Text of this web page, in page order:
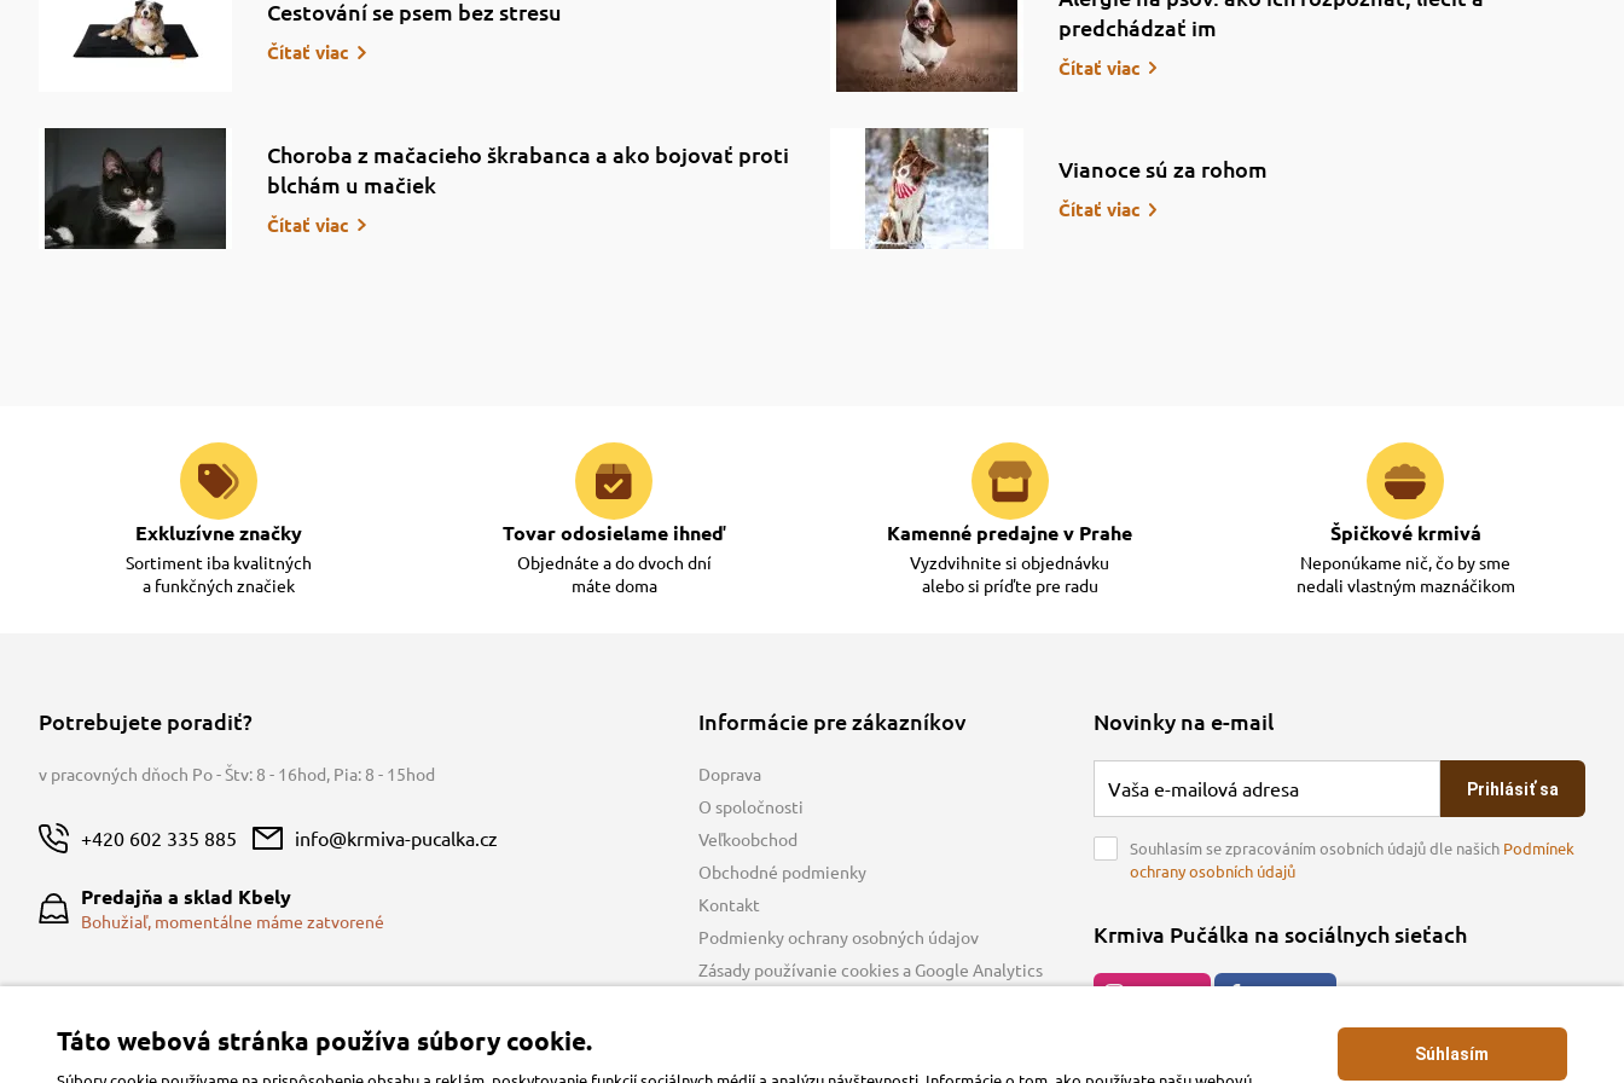
Cestování se psem bez stresu
Čítať viac
predchádzať im
Čítať viac
Choroba z mačacieho škrabanca a ako bojovať proti
blchám u mačiek
Čítať viac
Vianoce sú za rohom
Čítať viac
Exkluzívne značky
Sortiment iba kvalitných
a funkčných značiek
Tovar odosielame ihneď
Objednáte a do dvoch dní
máte doma
Kamenné predajne v Prahe
Vyzdvihnite si objednávku
alebo si príďte pre radu
Špičkové krmivá
Neponúkame nič, čo by sme
nedali vlastným maznáčikom
Potrebujete poradiť?
v pracovných dňoch Po - Štv: 8 - 16hod, Pia: 8 - 15hod
+420 602 335 885 info@krmiva-pucalka.cz
Predajňa a sklad Kbely
Bohužiaľ, momentálne máme zatvorené
Informácie pre zákazníkov
Doprava
O spoločnosti
Veľkoobchod
Obchodné podmienky
Kontakt
Podmienky ochrany osobných údajov
Zásady používanie cookies a Google Analytics
Novinky na e-mail
Prihlásiť sa
Souhlasím se zpracováním osobních údajů dle našich Podmínek
ochrany osobních údajů
Krmiva Pučálka na sociálnych sieťach
Táto webová stránka používa súbory cookie. Súhlasím